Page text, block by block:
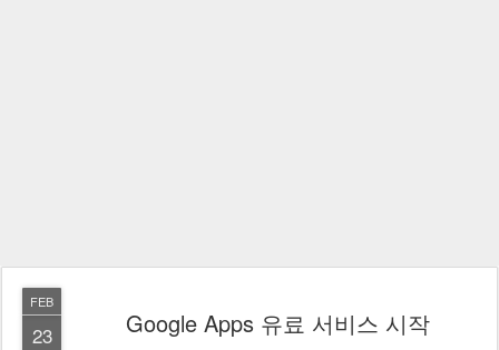
FEB
23 Google Apps 유료 서비스 시작